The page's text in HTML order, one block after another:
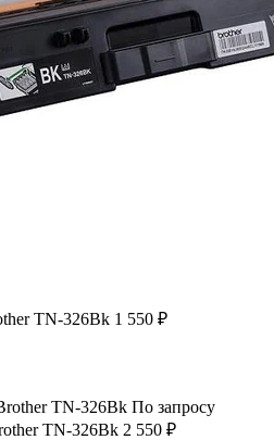
TN-326Bk 1 550 ₽
TN-326Bk По запросу
TN-326Bk 2 550 ₽